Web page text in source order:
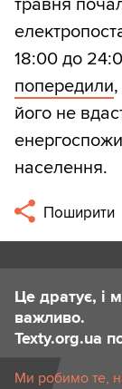
травня
18:00 до
попередили
його не
населення.
Поширити
Це дратує, і
важливо.
Texty.org.ua
Ми робимо те,